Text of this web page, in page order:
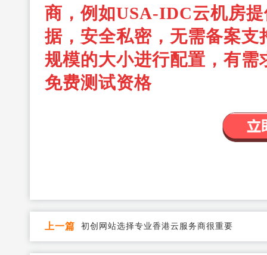
商，例如USA-IDC云机房
据，安全私密，无需备案
规模的大小进行配置，有
免费测试资格
上一篇 初创网站选择专业香港云服务商很重要